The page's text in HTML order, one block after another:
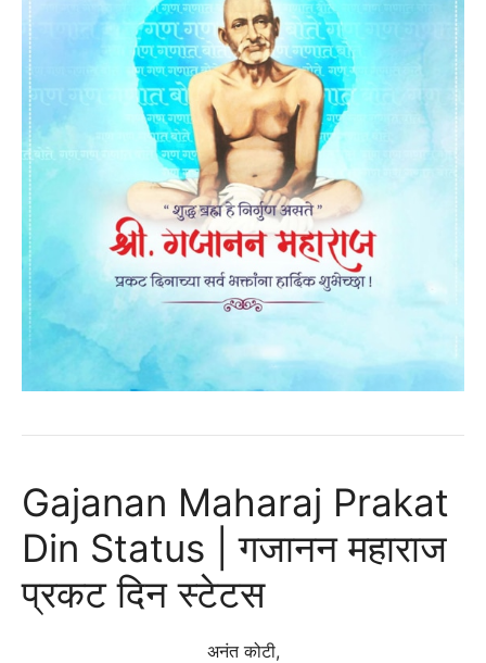
Gajanan Maharaj Prakat
Din Status | गजानन महाराज
प्रकट दिन स्टेटस
अनंत कोटी,